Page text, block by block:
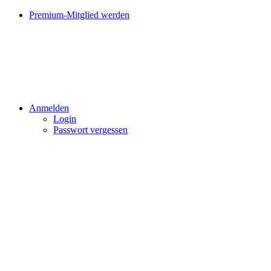
Premium-Mitglied werden
Anmelden
Login
Passwort vergessen